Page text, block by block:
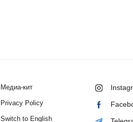
Медиа-кит
Privacy Policy
Switch to English